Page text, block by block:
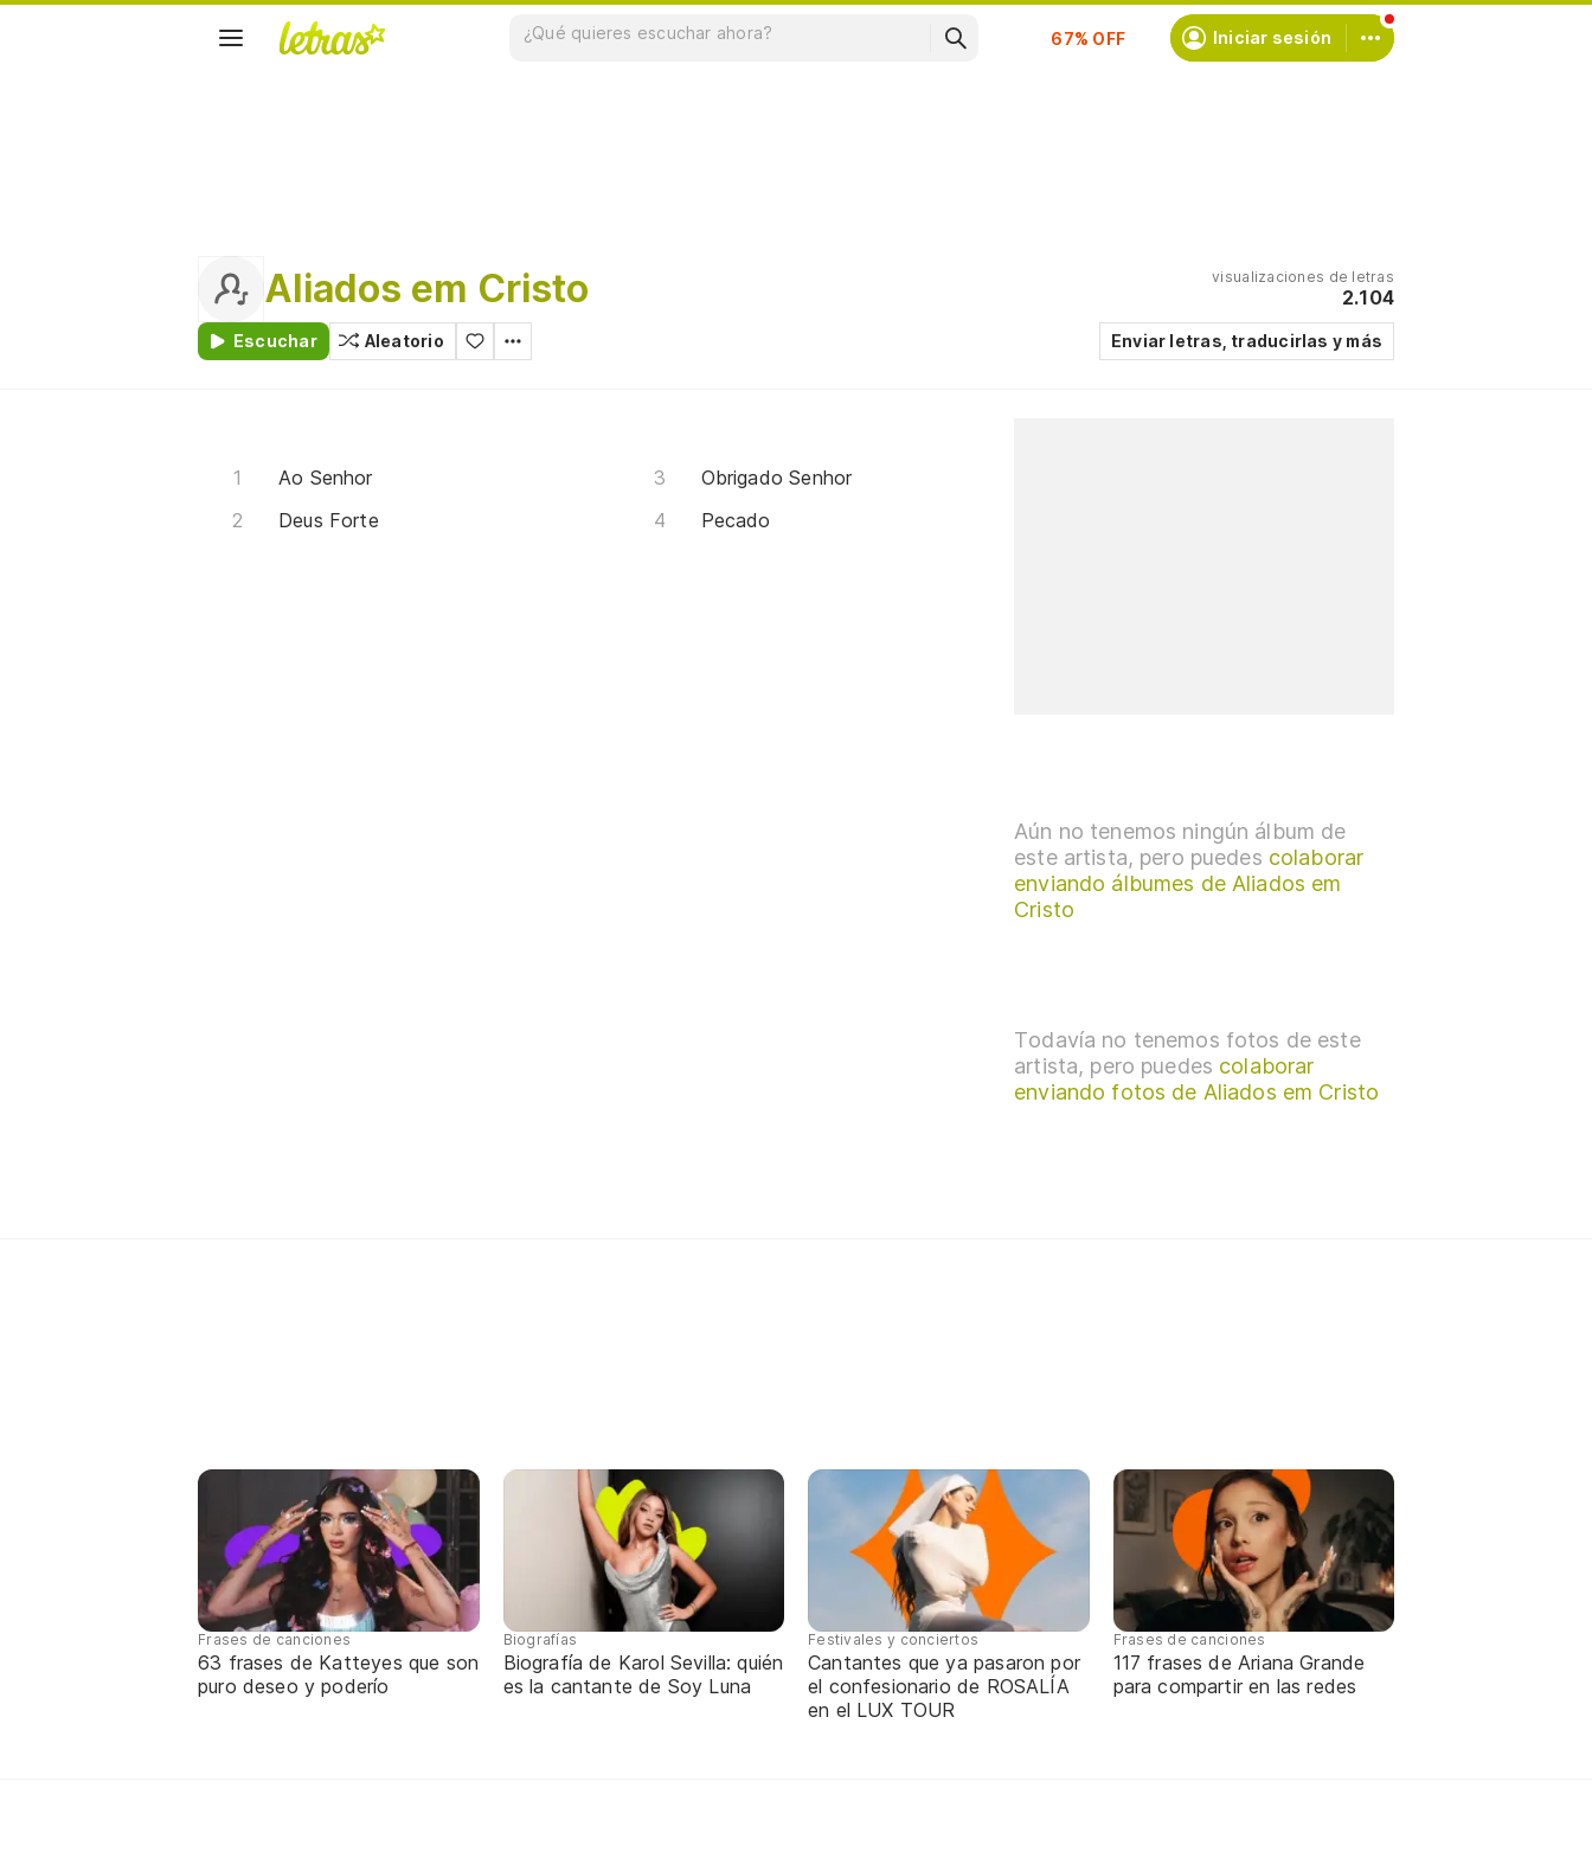
Suscríbete
Iniciar sesión
Aliados em Cristo
Escuchar Aleatorio
visualizaciones de letras
2.104
Enviar letras, traducirlas y más
Ao Senhor
Deus Forte
Obrigado Senhor
Pecado
Aún no tenemos ningún álbum de
este artista, pero puedes colaborar
enviando álbumes de Aliados em
Cristo
Todavía no tenemos fotos de este
artista, pero puedes colaborar
enviando fotos de Aliados em Cristo
Frases de canciones
63 frases de Katteyes que son
puro deseo y poderío
Biografías
Biografía de Karol Sevilla: quién
es la cantante de Soy Luna
Festivales y conciertos
Cantantes que ya pasaron por
el confesionario de ROSALÍA
en el LUX TOUR
Frases de canciones
117 frases de Ariana Grande
para compartir en las redes